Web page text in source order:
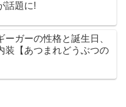
話題に!
ーガーの性格と誕生日、
装【あつまれどうぶつの